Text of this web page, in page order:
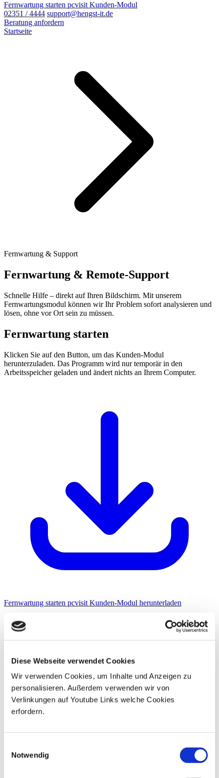
Diese Webseite verwendet Cookies
Wir verwenden Cookies, um Inhalte und Anzeigen zu
personalisieren. Außerdem verwenden wir von
Verlinkungen auf Youtube Links welche Cookies
erfordern.
Notwendig
Fernwartung starten pcvisit Kunden-Modul
02351 / 4444 support@hengst-it.de
Beratung anfordern
Startseite
Fernwartung & Support
Fernwartung & Remote-Support
Schnelle Hilfe – direkt auf Ihren Bildschirm. Mit unserem
Fernwartungsmodul können wir Ihr Problem sofort analysieren und
lösen, ohne vor Ort sein zu müssen.
Fernwartung starten
Klicken Sie auf den Button, um das Kunden-Modul
herunterzuladen. Das Programm wird nur temporär in den
Arbeitsspeicher geladen und ändert nichts an Ihrem Computer.
Fernwartung starten pcvisit Kunden-Modul herunterladen